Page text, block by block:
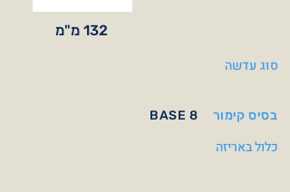
132 מ"מ
סוג עדשה
BASE 8 בסיס קימור
כלול באריזה